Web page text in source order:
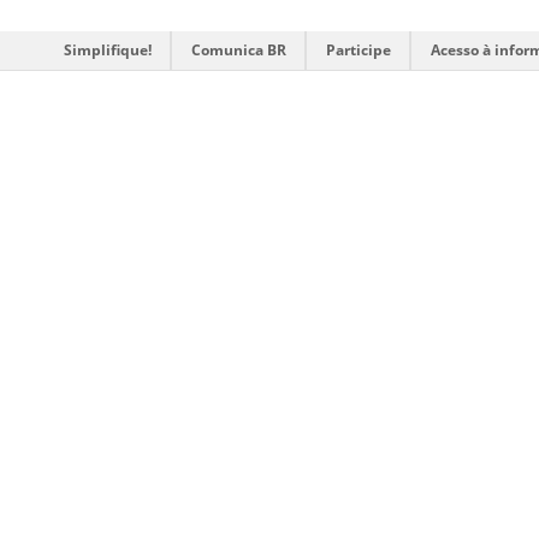
Simplifique! Comunica BR Participe Acesso à